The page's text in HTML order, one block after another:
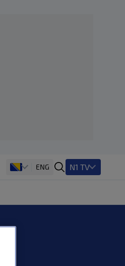
ENG N1 TV